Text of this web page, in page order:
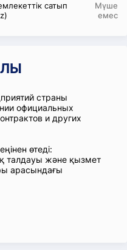
сатып
Мүше
емес
страны
официальных
и других
өтеді:
талдауы және қызмет
арасындағы